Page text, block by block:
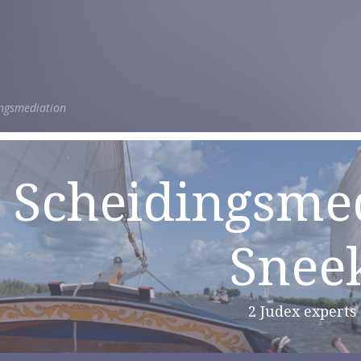
2 Judex experts